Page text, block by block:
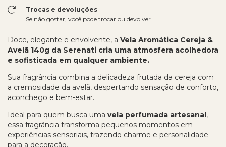
Trocas e devoluções
Se não gostar, você pode trocar ou devolver.
Doce, elegante e envolvente, a Vela Aromática Cereja &
Avelã 140g da Serenati cria uma atmosfera acolhedora
e sofisticada em qualquer ambiente.
Sua fragrância combina a delicadeza frutada da cereja com
a cremosidade da avelã, despertando sensação de conforto,
aconchego e bem-estar.
Ideal para quem busca uma vela perfumada artesanal,
essa fragrância transforma pequenos momentos em
experiências sensoriais, trazendo charme e personalidade
para a decoração.